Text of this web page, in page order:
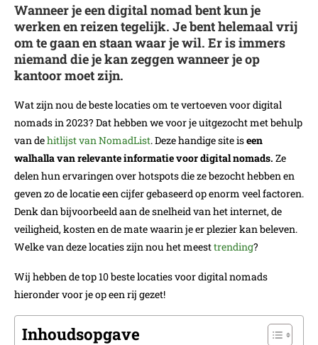
Wanneer je een digital nomad bent kun je
werken en reizen tegelijk. Je bent helemaal vrij
om te gaan en staan waar je wil. Er is immers
niemand die je kan zeggen wanneer je op
kantoor moet zijn.
Wat zijn nou de beste locaties om te vertoeven voor digital
nomads in 2023? Dat hebben we voor je uitgezocht met behulp
van dehitlijst van NomadList. Deze handige site iseen
walhalla van relevante informatie voor digital nomads. Ze
delen hun ervaringen over hotspots die ze bezocht hebben en
geven zo de locatie een cijfer gebaseerd op enorm veel factoren.
Denk dan bijvoorbeeld aan de snelheid van het internet, de
veiligheid, kosten en de mate waarin je er plezier kan beleven.
Welke van deze locaties zijn nou het meesttrending?
Wij hebben de top 10 beste locaties voor digital nomads
hieronder voor je op een rij gezet!
Inhoudsopgave